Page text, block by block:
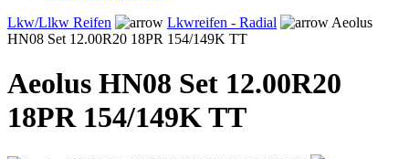
Lkw/Llkw Reifen
Lkwreifen - Radial
Aeolus
HN08 Set 12.00R20 18PR 154/149K TT
Aeolus HN08 Set 12.00R20
18PR 154/149K TT